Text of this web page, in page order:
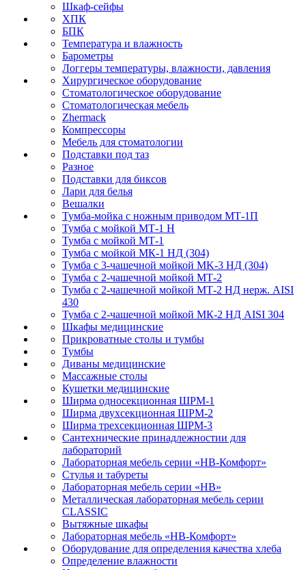
Шкаф-сейфы
ХПК
БПК
Температура и влажность
Барометры
Логгеры температуры, влажности, давления
Хирургическое оборудование
Стоматологическое оборудование
Стоматологическая мебель
Zhermack
Компрессоры
Мебель для стоматологии
Подставки под таз
Разное
Подставки для биксов
Лари для белья
Вешалки
Тумба-мойка с ножным приводом МТ-1П
Тумба с мойкой МТ-1 Н
Тумба с мойкой МТ-1
Тумба с мойкой МК-1 НД (304)
Тумба с 3-чашечной мойкой МK-3 НД (304)
Тумба с 2-чашечной мойкой МТ-2
Тумба с 2-чашечной мойкой МТ-2 НД нерж. AISI
430
Тумба с 2-чашечной мойкой МК-2 НД AISI 304
Шкафы медицинские
Прикроватные столы и тумбы
Тумбы
Диваны медицинские
Массажные столы
Кушетки медицинские
Ширма односекционная ШРМ-1
Ширма двухсекционная ШРМ-2
Ширма трехсекционная ШРМ-3
Сантехнические принадлежностии для
лабораторий
Лабораторная мебель серии «НВ-Комфорт»
Стулья и табуреты
Лабораторная мебель серии «НВ»
Металлическая лабораторная мебель серии
CLASSIC
Вытяжные шкафы
Лабораторная мебель «НВ-Комфорт»
Оборудование для определения качества хлеба
Определение влажности